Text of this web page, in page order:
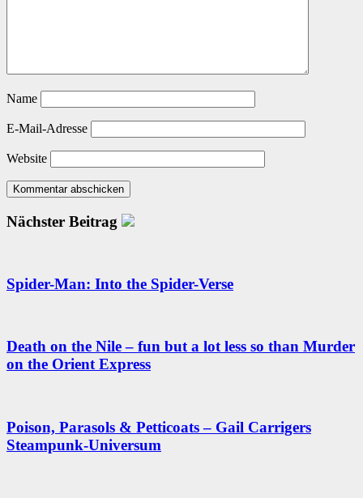
Name
E-Mail-Adresse
Website
Nächster Beitrag
Spider-Man: Into the Spider-Verse
Death on the Nile – fun but a lot less so than Murder
on the Orient Express
Poison, Parasols & Petticoats – Gail Carrigers
Steampunk-Universum